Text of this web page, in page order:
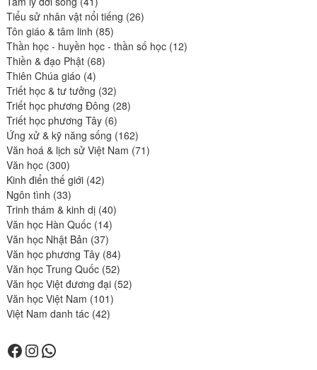
produits
Tiểu sử nhân vật nổi tiếng 2626
Tôn giáo & tâm linh 8585
produits
Thần học - huyền học - thần số học 1212
Thiền & đạo Phật 6868
Thiên Chúa giáo 44
produits
Triết học & tư tưởng 3232
produits
Triết học phương Đông 2828
Triết học phương Tây 66
produits
Ứng xử & kỹ năng sống 162162
produits
Văn hoá & lịch sử Việt Nam 7171
Văn học 300300
produits
Kinh điển thế giới 4242
Ngôn tình 3333
produits
Trinh thám & kinh dị 4040
Văn học Hàn Quốc 1414
produits
Văn học Nhật Bản 3737
produits
Văn học phương Tây 8484
produits
Văn học Trung Quốc 5252
produits
Văn học Việt đương đại 5252
Văn học Việt Nam 101101
produits
Việt Nam danh tác 4242
Facebook
Instagram
WhatsApp